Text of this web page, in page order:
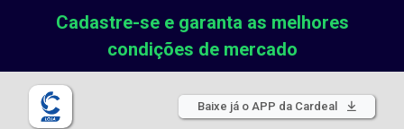
Cadastre-se e garanta as melhores
condições de mercado
Baixe já o APP da Cardeal